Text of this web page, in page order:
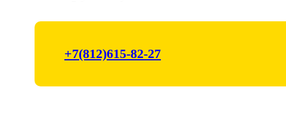
+7(812)615-82-27